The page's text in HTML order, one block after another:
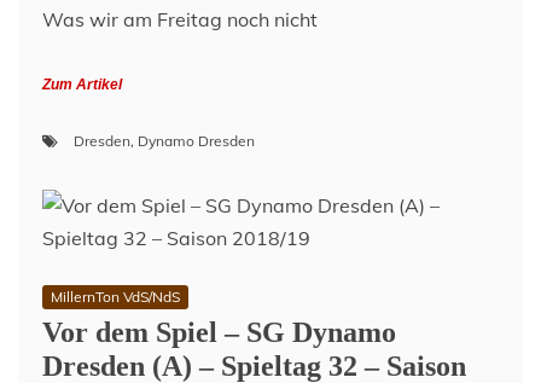
Was wir am Freitag noch nicht
Zum Artikel
Dresden, Dynamo Dresden
MillernTon VdS/NdS
Vor dem Spiel – SG Dynamo
Dresden (A) – Spieltag 32 – Saison